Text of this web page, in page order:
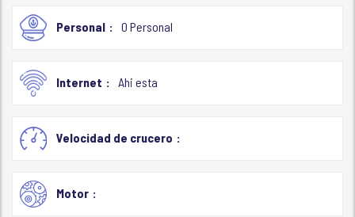
Personal 0 Personal
Internet Ahi esta
Velocidad de crucero
Motor